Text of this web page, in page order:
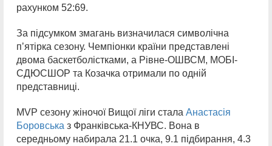
рахунком 52:69.
За підсумком змагань визначилася символічна
пʼятірка сезону. Чемпіонки країни представлені
двома баскетболістками, а Рівне-ОШВСМ, МОБІ-
СДЮСШОР та Козачка отримали по одній
представниці.
MVP сезону жіночої Вищої ліги стала Анастасія
Боровська з Франківська-КНУВС. Вона в
середньому набирала 21.1 очка, 9.1 підбирання, 4.3